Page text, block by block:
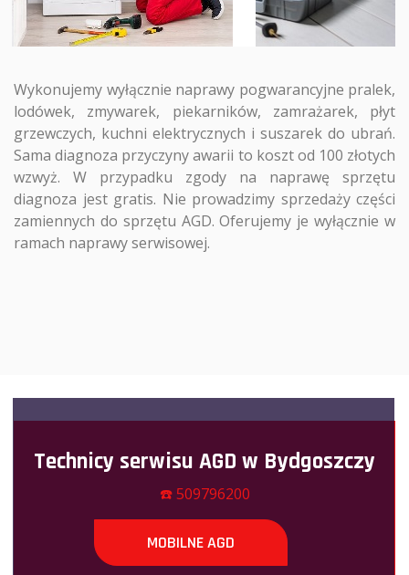
Wykonujemy wyłącznie naprawy pogwarancyjne pralek,
lodówek, zmywarek, piekarników, zamrażarek, płyt
grzewczych, kuchni elektrycznych i suszarek do ubrań.
Sama diagnoza przyczyny awarii to koszt od 100 złotych
wzwyż. W przypadku zgody na naprawę sprzętu
diagnoza jest gratis. Nie prowadzimy sprzedaży części
zamiennych do sprzętu AGD. Oferujemy je wyłącznie w
ramach naprawy serwisowej.
Technicy serwisu AGD w Bydgoszczy
☎️ 509796200
MOBILNE AGD